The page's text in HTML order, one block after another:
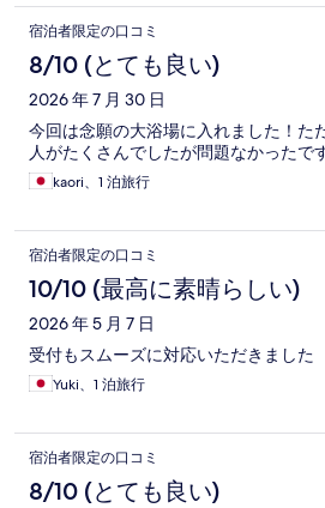
宿泊者限定の口コミ
8/10 (とても良い)
2026 年 7 月 30 日
今回は念願の大浴場に入れました！た
人がたくさんでしたが問題なかったです
kaori、1 泊旅行
宿泊者限定の口コミ
10/10 (最高に素晴らしい)
2026 年 5 月 7 日
受付もスムーズに対応いただきました
Yuki、1 泊旅行
宿泊者限定の口コミ
8/10 (とても良い)